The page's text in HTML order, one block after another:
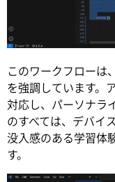
このワークフローは
を強調しています。
対応し、パーソナラ
のすべては、デバイ
没入感のある学習体
す。